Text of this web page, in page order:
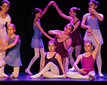
sélectionnées
les colonnes
les colonnes affichées